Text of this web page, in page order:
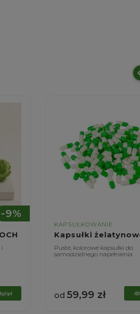
i
-9%
KAPSUŁKOWANIE
Kapsułki
Puste, kolorowe kapsułki do
samodzielnego napełnienia
od 59,99 zł